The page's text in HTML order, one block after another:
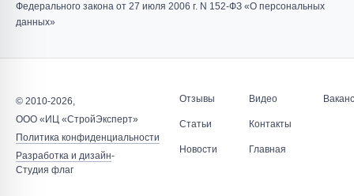
Федерального закона от 27 июля 2006 г. N 152-ФЗ «О персональных
данных»
© 2010-2026,
ООО «ИЦ «СтройЭксперт»
Политика конфиденциальности
Разработка и дизайн-
Студия флаг
Отзывы
Статьи
Новости
Видео
Контакты
Главная